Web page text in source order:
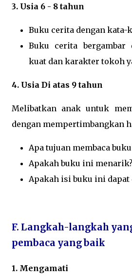
3. Usia 6 - 8 tahun
Buku cerita dengan kata-
Buku cerita bergambar
kuat dan karakter tokoh
4. Usia Di atas 9 tahun
Melibatkan anak untuk
dengan mempertimbangkan
Apa tujuan membaca
Apakah buku ini menarik?
Apakah isi buku ini dapat
F. Langkah-langkah
pembaca yang baik
1. Mengamati